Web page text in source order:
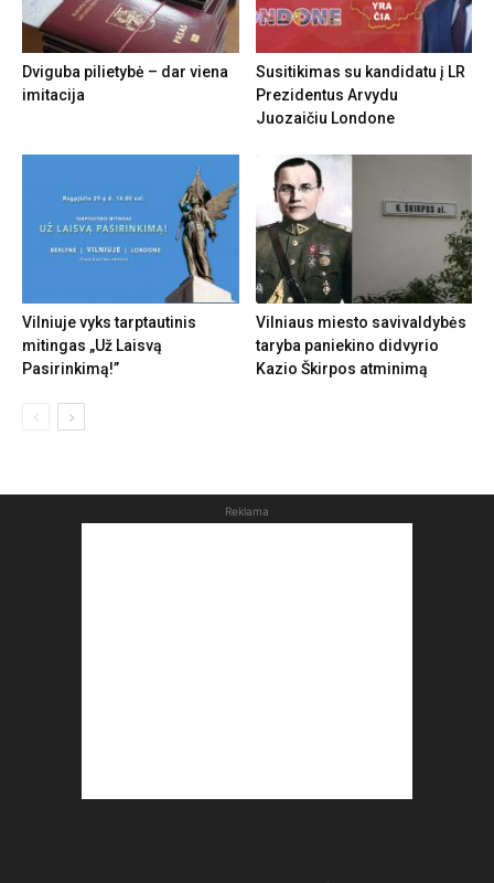
Dviguba pilietybė – dar viena
imitacija
Susitikimas su kandidatu į LR
Prezidentus Arvydu
Juozaičiu Londone
Vilniuje vyks tarptautinis
mitingas „Už Laisvą
Pasirinkimą!”
Vilniaus miesto savivaldybės
taryba paniekino didvyrio
Kazio Škirpos atminimą
Reklama